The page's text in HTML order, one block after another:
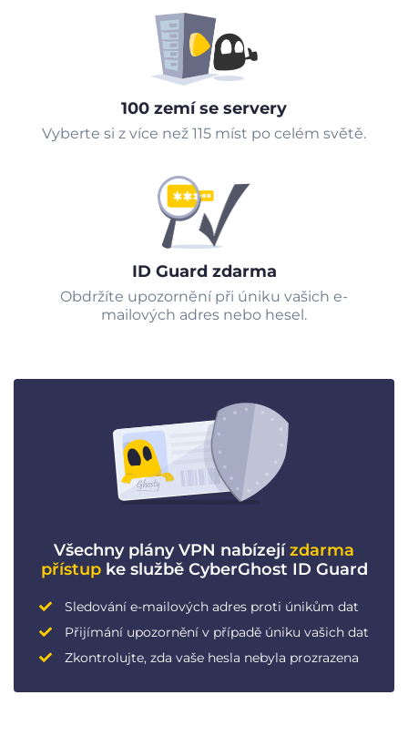
100 zemí se servery
Vyberte si z více než 115 míst po celém světě.
ID Guard zdarma
Obdržíte upozornění při úniku vašich e-
mailových adres nebo hesel.
Všechny plány VPN nabízejízdarma
přístupke službě CyberGhost ID Guard
Sledování e-mailových adres proti únikům dat
Přijímání upozornění v případě úniku vašich dat
Zkontrolujte, zda vaše hesla nebyla prozrazena